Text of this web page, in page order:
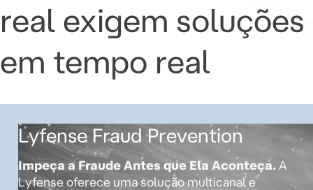
real exigem soluções
em tempo real
Lyfense Fraud Prevention
Impeça a Fraude Antes que Ela Aconteça. A
Lyfense oferece uma solução multicanal e